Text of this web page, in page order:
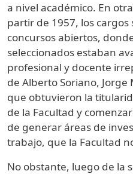
a nivel académico. En
partir de 1957, los
concursos abiertos,
seleccionados estaban
profesional y docente
de Alberto Soriano, Jorge
que obtuvieron la
de la Facultad y
de generar áreas de
trabajo, que la Facultad
No obstante, luego de la